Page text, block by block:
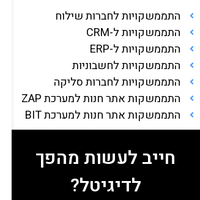
התממשקויות לחברות שילוח
התממשקויות ל-CRM
התממשקויות ל-ERP
התממשקויות לחשבוניות
התממשקויות לחברות סליקה
התממשקות אתר חנות למערכת ZAP
התממשקות אתר חנות למערכת BIT
חייב לעשות מהפך
לדיגיטל?